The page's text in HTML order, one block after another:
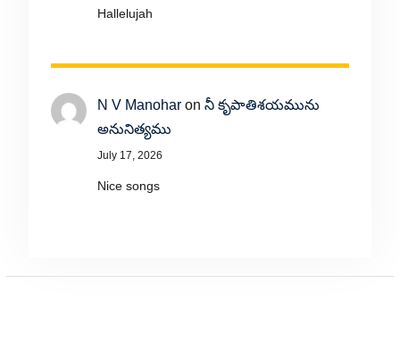
Hallelujah
N V Manoharon నీ కృపాతిశయమును
అనునిత్యము
July 17, 2026
Nice songs